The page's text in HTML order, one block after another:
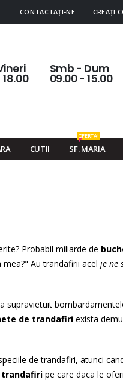
CONTACTAȚI-NE CREAȚI
Smb - Dum
09.00 - 15.00
CUTII SF. MARIA
OFERTA!
Probabil miliarde de
Au trandafirii acel je ne
supravietuit
de trandafiri exista
de trandafiri, atunci
trandafiri pe care daca le oferi